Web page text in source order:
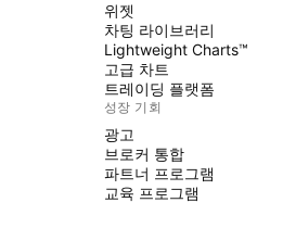
위젯
차팅 라이브러리
Lightweight Charts™
고급 차트
트레이딩 플랫폼
성장 기회
광고
브로커 통합
파트너 프로그램
교육 프로그램